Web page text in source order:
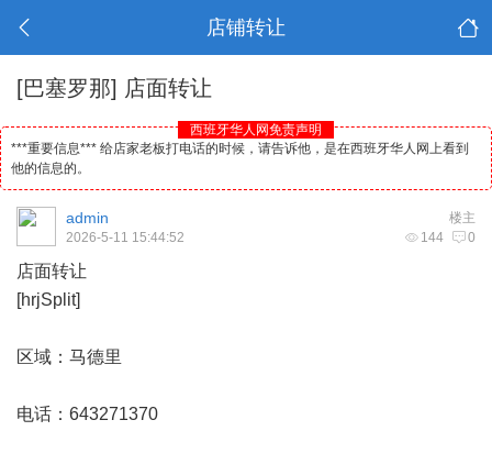
店铺转让
[巴塞罗那] 店面转让
西班牙华人网免责声明
***重要信息*** 给店家老板打电话的时候，请告诉他，是在西班牙华人网上看到
他的信息的。
楼主
admin
144 0
2026-5-11 15:44:52
店面转让
[hrjSplit]
区域： 马德里
电话：643271370